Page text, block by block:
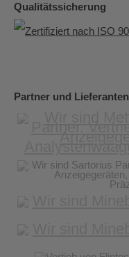
Qualitätssicherung
Partner und Lieferanten